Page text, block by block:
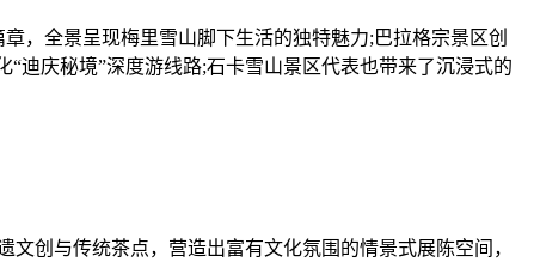
全景呈现梅里雪山脚下生活的独特魅力;巴拉格宗景区创
“迪庆秘境”深度游线路;石卡雪山景区代表也带来了沉浸式的
创与传统茶点，营造出富有文化氛围的情景式展陈空间，